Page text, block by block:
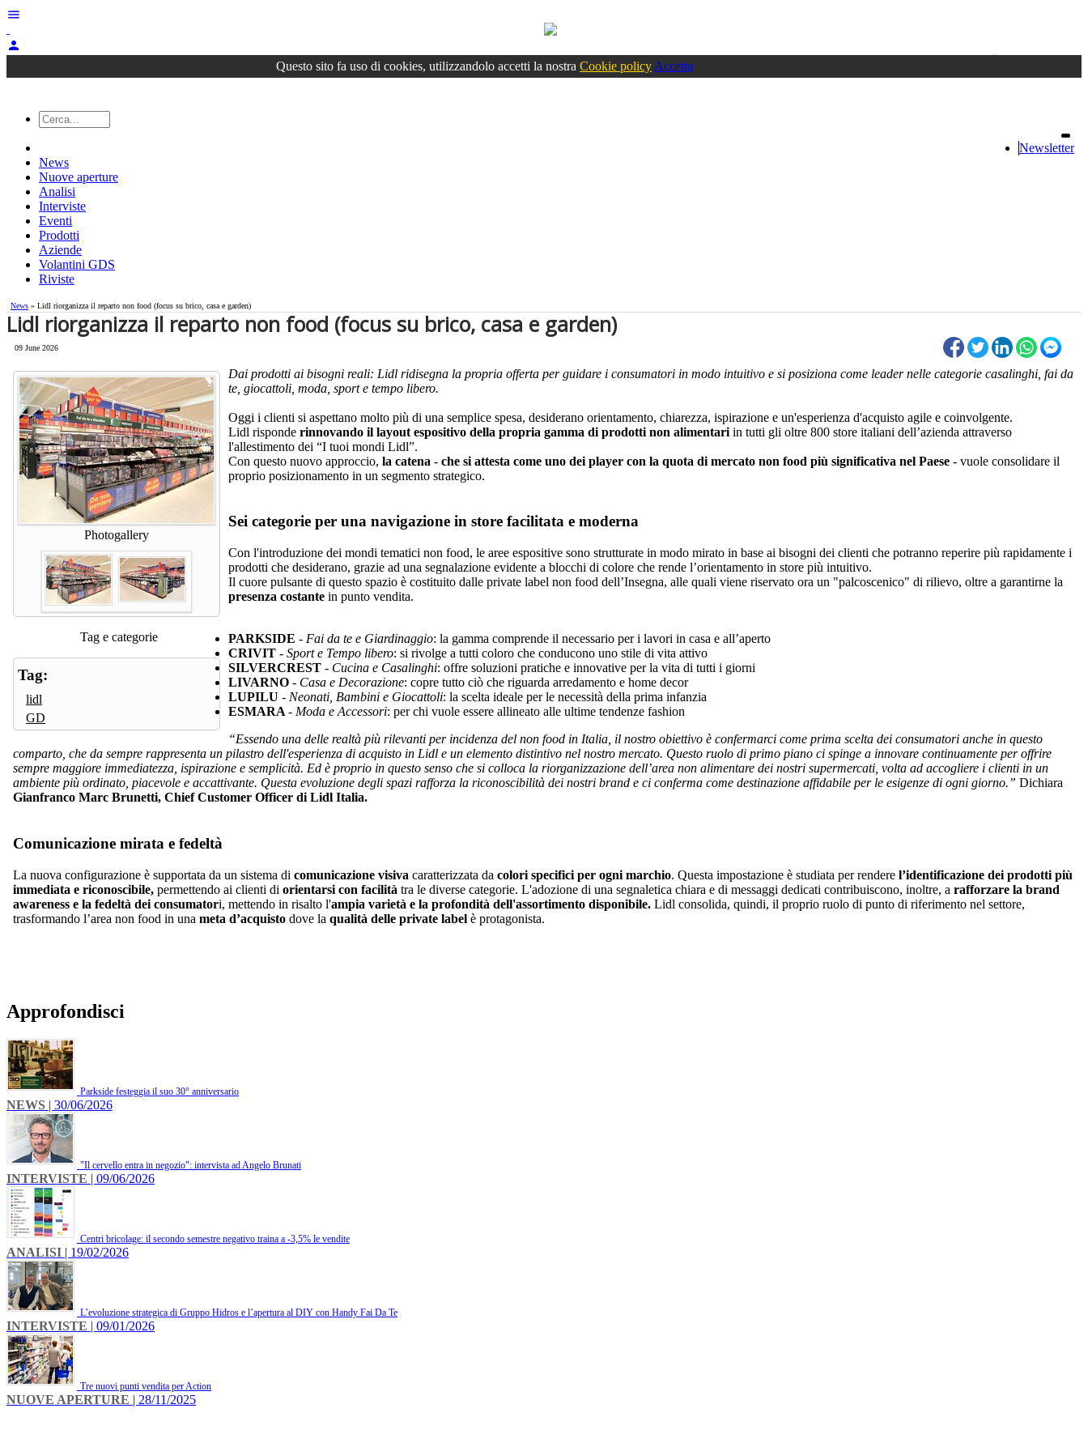
menu
person
Accedioppure registrati
Questo sito fa uso di cookies, utilizzandolo accetti la nostra Cookie policy Accetta
Newsletter
News
Nuove aperture
Analisi
Interviste
Eventi
Prodotti
Aziende
Volantini GDS
Riviste
News » Lidl riorganizza il reparto non food (focus su brico, casa e garden)
Lidl riorganizza il reparto non food (focus su brico, casa e garden)
09 June 2026
Photogallery
Tag e categorie
Tag:
lidl
GD
Dai prodotti ai bisogni reali: Lidl ridisegna la propria offerta per guidare i consumatori in modo intuitivo e si posiziona come leader nelle categorie casalinghi, fai da
te, giocattoli, moda, sport e tempo libero.
Oggi i clienti si aspettano molto più di una semplice spesa, desiderano orientamento, chiarezza, ispirazione e un'esperienza d'acquisto agile e coinvolgente.
Lidl risponde rinnovando il layout espositivo della propria gamma di prodotti non alimentari in tutti gli oltre 800 store italiani dell’azienda attraverso
l'allestimento dei “I tuoi mondi Lidl”.
Con questo nuovo approccio, la catena - che si attesta come uno dei player con la quota di mercato non food più significativa nel Paese - vuole consolidare il
proprio posizionamento in un segmento strategico.
Sei categorie per una navigazione in store facilitata e moderna
Con l'introduzione dei mondi tematici non food, le aree espositive sono strutturate in modo mirato in base ai bisogni dei clienti che potranno reperire più rapidamente i
prodotti che desiderano, grazie ad una segnalazione evidente a blocchi di colore che rende l’orientamento in store più intuitivo.
Il cuore pulsante di questo spazio è costituito dalle private label non food dell’Insegna, alle quali viene riservato ora un "palcoscenico" di rilievo, oltre a garantirne la
presenza costante in punto vendita.
PARKSIDE - Fai da te e Giardinaggio: la gamma comprende il necessario per i lavori in casa e all’aperto
CRIVIT - Sport e Tempo libero: si rivolge a tutti coloro che conducono uno stile di vita attivo
SILVERCREST - Cucina e Casalinghi: offre soluzioni pratiche e innovative per la vita di tutti i giorni
LIVARNO - Casa e Decorazione: copre tutto ciò che riguarda arredamento e home decor
LUPILU - Neonati, Bambini e Giocattoli: la scelta ideale per le necessità della prima infanzia
ESMARA - Moda e Accessori: per chi vuole essere allineato alle ultime tendenze fashion
“Essendo una delle realtà più rilevanti per incidenza del non food in Italia, il nostro obiettivo è confermarci come prima scelta dei consumatori anche in questo
comparto, che da sempre rappresenta un pilastro dell'esperienza di acquisto in Lidl e un elemento distintivo nel nostro mercato. Questo ruolo di primo piano ci spinge a innovare continuamente per offrire
sempre maggiore immediatezza, ispirazione e semplicità. Ed è proprio in questo senso che si colloca la riorganizzazione dell’area non alimentare dei nostri supermercati, volta ad accogliere i clienti in un
ambiente più ordinato, piacevole e accattivante. Questa evoluzione degli spazi rafforza la riconoscibilità dei nostri brand e ci conferma come destinazione affidabile per le esigenze di ogni giorno.” Dichiara
Gianfranco Marc Brunetti, Chief Customer Officer di Lidl Italia.
Comunicazione mirata e fedeltà
La nuova configurazione è supportata da un sistema di comunicazione visiva caratterizzata da colori specifici per ogni marchio. Questa impostazione è studiata per rendere l’identificazione dei prodotti più
immediata e riconoscibile, permettendo ai clienti di orientarsi con facilità tra le diverse categorie. L'adozione di una segnaletica chiara e di messaggi dedicati contribuiscono, inoltre, a rafforzare la brand
awareness e la fedeltà dei consumatori, mettendo in risalto l'ampia varietà e la profondità dell'assortimento disponibile. Lidl consolida, quindi, il proprio ruolo di punto di riferimento nel settore,
trasformando l’area non food in una meta d’acquisto dove la qualità delle private label è protagonista.
Approfondisci
Parkside festeggia il suo 30° anniversario
NEWS | 30/06/2026
"Il cervello entra in negozio": intervista ad Angelo Brunati
INTERVISTE | 09/06/2026
Centri bricolage: il secondo semestre negativo traina a -3,5% le vendite
ANALISI | 19/02/2026
L’evoluzione strategica di Gruppo Hidros e l’apertura al DIY con Handy Fai Da Te
INTERVISTE | 09/01/2026
Tre nuovi punti vendita per Action
NUOVE APERTURE | 28/11/2025